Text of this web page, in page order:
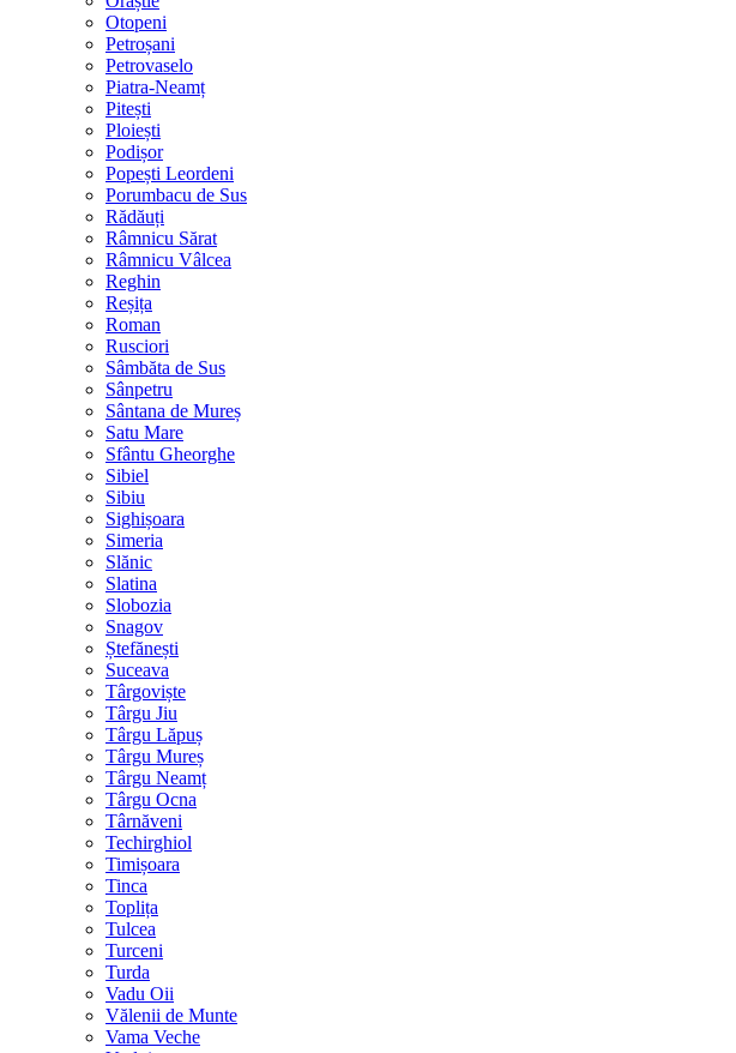
Otopeni
Petroșani
Petrovaselo
Piatra-Neamț
Pitești
Ploiești
Podișor
Popești Leordeni
Porumbacu de Sus
Rădăuți
Râmnicu Sărat
Râmnicu Vâlcea
Reghin
Reșița
Roman
Rusciori
Sâmbăta de Sus
Sânpetru
Sântana de Mureș
Satu Mare
Sfântu Gheorghe
Sibiel
Sibiu
Sighișoara
Simeria
Slănic
Slatina
Slobozia
Snagov
Ștefănești
Suceava
Târgoviște
Târgu Jiu
Târgu Lăpuș
Târgu Mureș
Târgu Neamț
Târgu Ocna
Târnăveni
Techirghiol
Timișoara
Tinca
Toplița
Tulcea
Turceni
Turda
Vadu Oii
Vălenii de Munte
Vama Veche